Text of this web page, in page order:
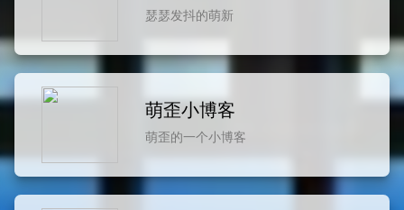
瑟瑟发抖的萌新
萌歪小博客
萌歪的一个小博客